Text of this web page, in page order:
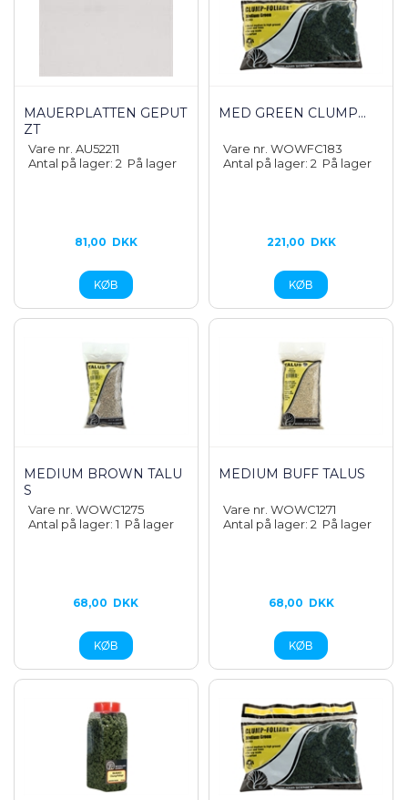
MAUERPLATTEN GEPUT
ZT
Vare nr. AU52211
Antal på lager: 2 På lager
81,00 DKK
MED GREEN CLUMP...
Vare nr. WOWFC183
Antal på lager: 2 På lager
221,00 DKK
MEDIUM BROWN TALU
S
Vare nr. WOWC1275
Antal på lager: 1 På lager
68,00 DKK
MEDIUM BUFF TALUS
Vare nr. WOWC1271
Antal på lager: 2 På lager
68,00 DKK